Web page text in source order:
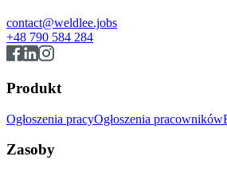
contact@weldlee.jobs
+48 790 584 284
Produkt
Ogłoszenia pracyOgłoszenia pracowników
Zasoby